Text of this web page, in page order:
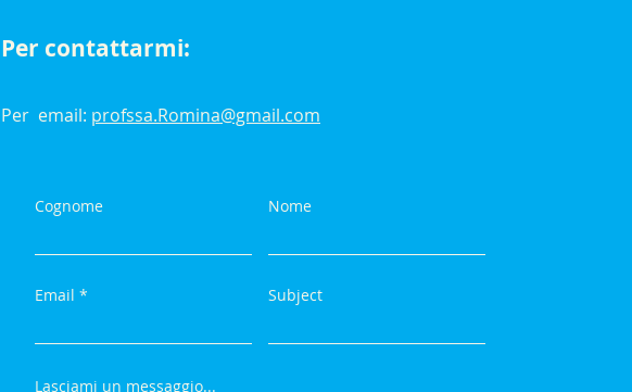
Per contattarmi:
Per email: profssa.Romina@gmail.com
Cognome Nome
Email Subject
Lasciami un messaggio...